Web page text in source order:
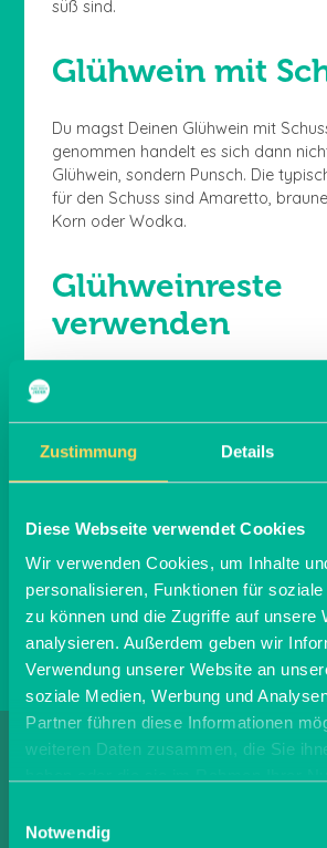
Zustimmung Details
Diese Webseite verwendet Cookies
Wir verwenden Cookies, um Inhalte
personalisieren, Funktionen für
zu können und die Zugriffe auf unsere
analysieren. Außerdem geben wir
Verwendung unserer Website an
soziale Medien, Werbung und
Partner führen diese Informationen
weiteren Daten zusammen, die Sie
Notwendig
süß sind.
Glühwein mit
Du magst Deinen Glühwein mit
genommen handelt es sich dann
Glühwein, sondern Punsch. Die
für den Schuss sind Amaretto,
Korn oder Wodka.
Glühweinreste
verwenden
Wenn Du noch Glühwein übrig hast,
einem verschlossenen Behälter
Kühlschrank lagern. Alternativ
Glühwein-Gelee kochen oder einen
Informiere Dich
Getreideanbau